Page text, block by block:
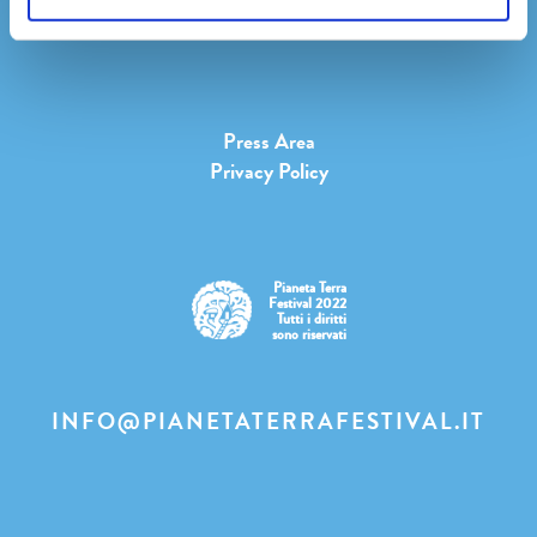
Youtube
Press Area
Privacy Policy
Pianeta Terra
Festival 2022
Tutti i diritti
sono riservati
INFO@PIANETATERRAFESTIVAL.IT